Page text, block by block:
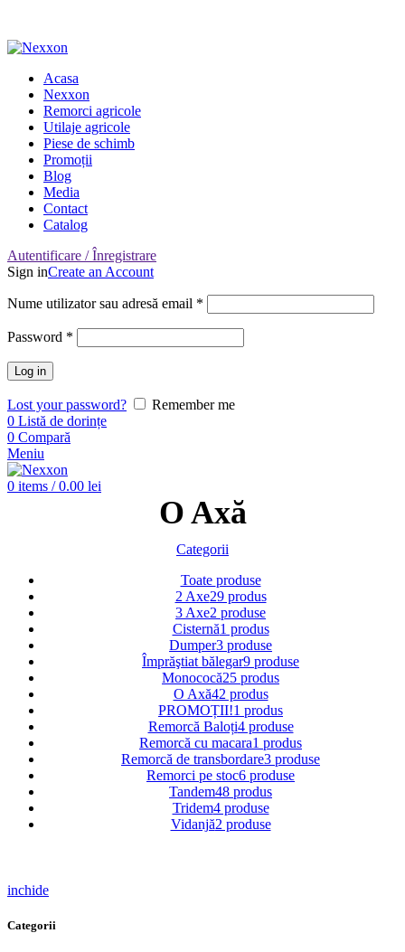
Acasa
Nexxon
Remorci agricole
Utilaje agricole
Piese de schimb
Promoții
Blog
Media
Contact
Catalog
Autentificare / Înregistrare
Sign inCreate an Account
Nume utilizator sau adresă email *
Password *
Log in
Lost your password?
Remember me
0 Listă de dorințe
0 Compară
Meniu
0 items / 0.00 lei
O Axă
Categorii
Toate produse
2 Axe29 produs
3 Axe2 produse
Cisternă1 produs
Dumper3 produse
Împrăştiat bălegar9 produse
Monococă25 produs
O Axă42 produs
PROMOȚII!1 produs
Remorcă Baloți4 produse
Remorcă cu macara1 produs
Remorcă de transbordare3 produse
Remorci pe stoc6 produse
Tandem48 produs
Tridem4 produse
Vidanjă2 produse
inchide
Categorii